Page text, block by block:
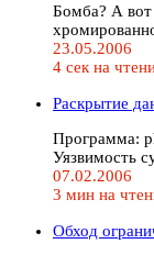
Бомба? А вот
23.05.2006
4 сек на
Раскрытие
Программа:
Уязвимость
07.02.2006
3 мин на
Обход